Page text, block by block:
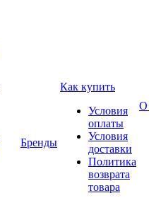
Бренды
Как купить
Условия
оплаты
Условия
доставки
Политика
возврата
товара
О